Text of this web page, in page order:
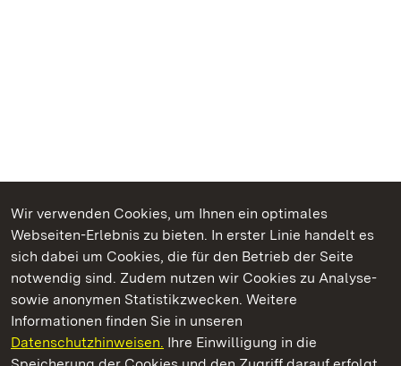
Wir verwenden Cookies, um Ihnen ein optimales
Webseiten-Erlebnis zu bieten. In erster Linie handelt es
sich dabei um Cookies, die für den Betrieb der Seite
notwendig sind. Zudem nutzen wir Cookies zu Analyse-
sowie anonymen Statistikzwecken. Weitere
Informationen finden Sie in unseren
Datenschutzhinweisen. Ihre Einwilligung in die
Kommen. Staunen. Genießen.
Schloss und Schlossgarten Schwetzingen